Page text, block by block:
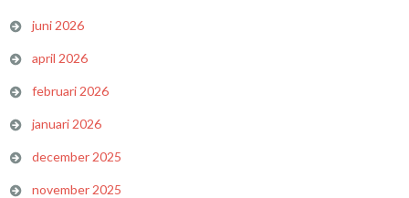
juni 2026
april 2026
februari 2026
januari 2026
december 2025
november 2025